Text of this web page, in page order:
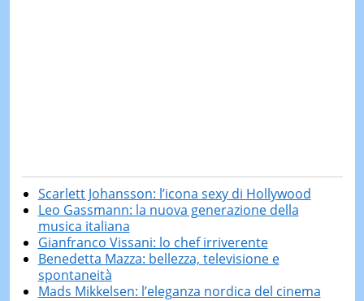
Scarlett Johansson: l’icona sexy di Hollywood
Leo Gassmann: la nuova generazione della
musica italiana
Gianfranco Vissani: lo chef irriverente
Benedetta Mazza: bellezza, televisione e
spontaneità
Mads Mikkelsen: l’eleganza nordica del cinema